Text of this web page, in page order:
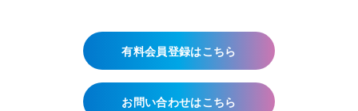
有料会員登録はこちら
お問い合わせはこちら